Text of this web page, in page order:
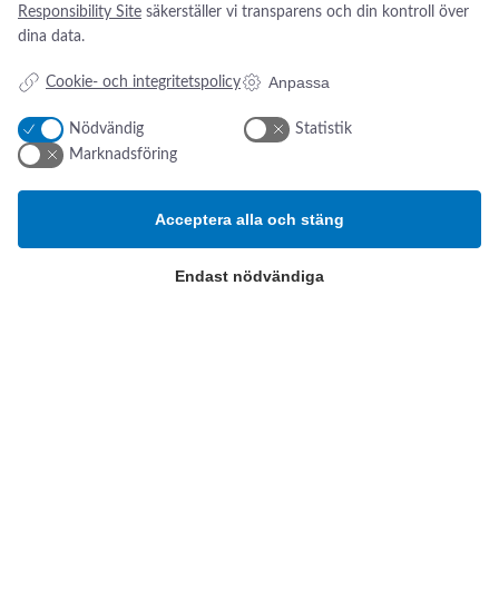
Addresse:
SE- 647 35 Mariefred, Sverige
info@swsverige.se
Om oss
Kontakt oss
ESG-rapport
Responsibility Site säkerställer vi transparens och din kontroll över
dina data.
Cookie- och integritetspolicy Anpassa
Nödvändig
Statistik
Marknadsföring
Endast nödvändiga
Acceptera alla och stäng